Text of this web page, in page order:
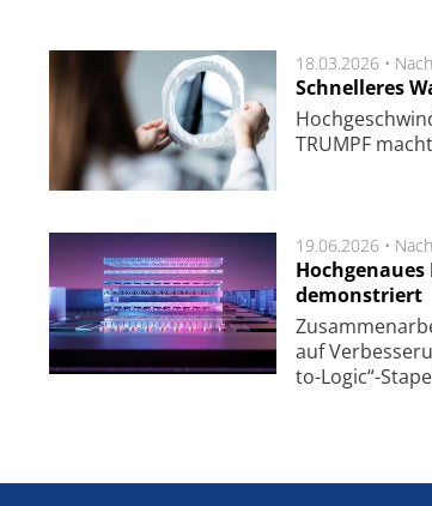
18.03.2026 •
Schnelleres
TRUMPF
19.06.2026 •
demonstriert
auf
to-Logic“-